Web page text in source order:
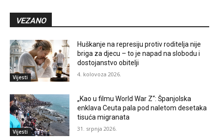
VEZANO
Vijesti
Huškanje na represiju protiv roditelja nije
briga za djecu – to je napad na slobodu i
dostojanstvo obitelji
4. kolovoza 2026.
Vijesti
„Kao u filmu World War Z“: Španjolska
enklava Ceuta pala pod naletom desetaka
tisuća migranata
31. srpnja 2026.